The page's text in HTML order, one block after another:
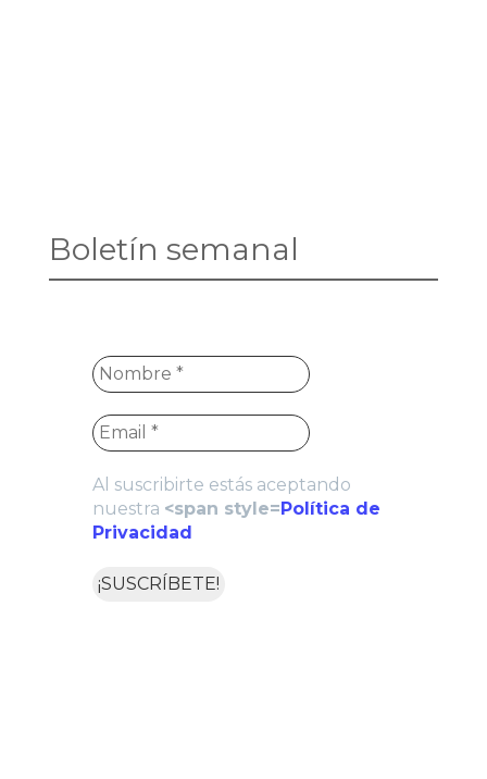
Boletín semanal
Al suscribirte estás aceptando
nuestra <span style=Política de
Privacidad